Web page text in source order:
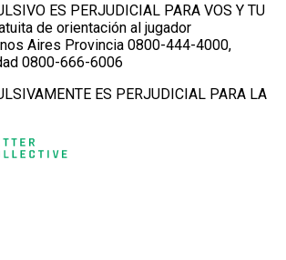
ES PERJUDICIAL PARA VOS Y TU
de orientación al jugador
Aires Provincia 0800-444-4000,
0800-666-6006
ES PERJUDICIAL PARA LA